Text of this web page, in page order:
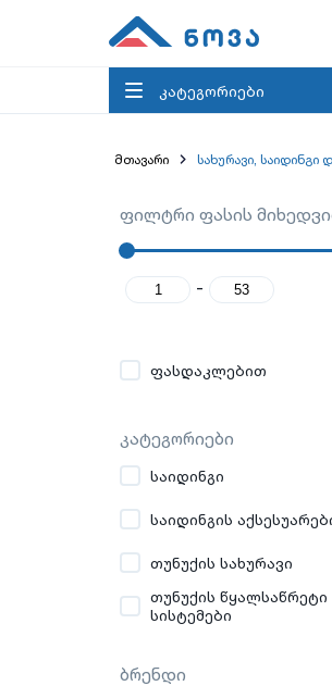
კატეგორიები
მთავარი სახურავი, საიდინგი
ფილტრი ფასის
-
ფასდაკლებით
კატეგორიები
საიდინგი
საიდინგის
თუნუქის სახურავი
თუნუქის წყალსაწრეტი
სისტემები
ბრენდი